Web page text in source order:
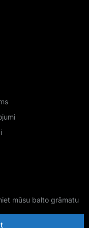
mūsu balto grāmatu